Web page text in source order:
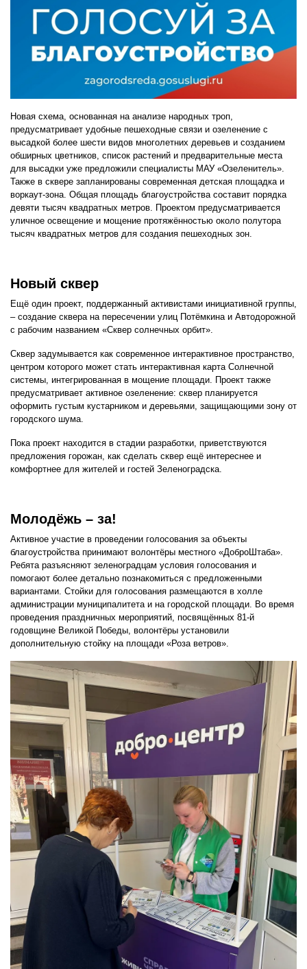
Новая схема, основанная на анализе народных троп,
предусматривает удобные пешеходные связи и озеленение с
высадкой более шести видов многолетних деревьев и созданием
обширных цветников, список растений и предварительные места
для высадки уже предложили специалисты МАУ «Озеленитель».
Также в сквере запланированы современная детская площадка и
воркаут-зона. Общая площадь благоустройства составит порядка
девяти тысяч квадратных метров. Проектом предусматривается
уличное освещение и мощение протяжённостью около полутора
тысяч квадратных метров для создания пешеходных зон.
Новый сквер
Ещё один проект, поддержанный активистами инициативной группы,
– создание сквера на пересечении улиц Потёмкина и Автодорожной
с рабочим названием «Сквер солнечных орбит».
Сквер задумывается как современное интерактивное пространство,
центром которого может стать интерактивная карта Солнечной
системы, интегрированная в мощение площади. Проект также
предусматривает активное озеленение: сквер планируется
оформить густым кустарником и деревьями, защищающими зону от
городского шума.
Пока проект находится в стадии разработки, приветствуются
предложения горожан, как сделать сквер ещё интереснее и
комфортнее для жителей и гостей Зеленоградска.
Молодёжь – за!
Активное участие в проведении голосования за объекты
благоустройства принимают волонтёры местного «ДоброШтаба».
Ребята разъясняют зеленоградцам условия голосования и
помогают более детально познакомиться с предложенными
вариантами. Стойки для голосования размещаются в холле
администрации муниципалитета и на городской площади. Во время
проведения праздничных мероприятий, посвящённых 81-й
годовщине Великой Победы, волонтёры установили
дополнительную стойку на площади «Роза ветров».